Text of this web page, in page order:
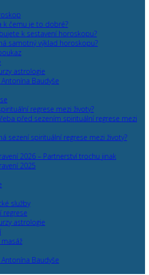
k čemu je to dobré?
k sestavení horoskopu?
samotný výklad horoskopu?
astrologie
Antonína Baudyše
regrese mezi životy?
před sezením spirituální regrese mezi
sezení spirituální regrese mezi životy?
2026 – Partnerství trochu jinak
2025
služby
regrese
astrologie
Antonína Baudyše